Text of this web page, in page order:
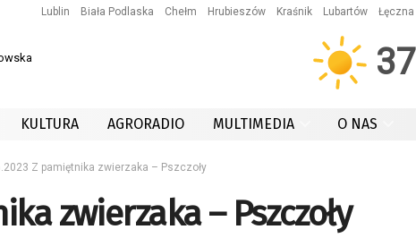
Lublin Biała Podlaska Chełm Hrubieszów Kraśnik Lubartów Łęczna
37
KULTURA AGRORADIO MULTIMEDIA O NAS
Z pamiętnika zwierzaka – Pszczoły
zwierzaka – Pszczoły